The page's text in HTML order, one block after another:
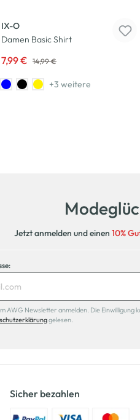
IX-O
Damen Basic Shirt
7,99 € 14,99 €
+3 weitere
Jetzt anmelden und einen 10%
AWG Newsletter anmelden. Die
gelesen.
Sicher bezahlen